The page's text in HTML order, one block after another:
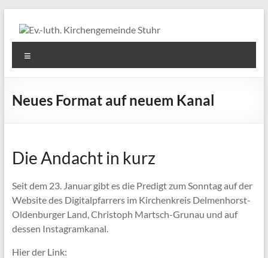
Inhalt
Ev.-
luth.
Kirchengemeinde
Neues Format auf neuem Kanal
Die Andacht in kurz
Seit dem 23. Januar gibt es die Predigt zum Sonntag auf der
Website des Digitalpfarrers im Kirchenkreis Delmenhorst-
Oldenburger Land, Christoph Martsch-Grunau und auf
dessen Instagramkanal.
Hier der Link: